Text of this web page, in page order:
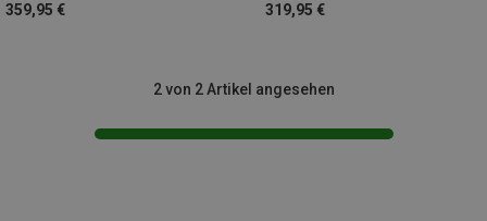
359,95 €
319,95 €
2 von 2 Artikel angesehen